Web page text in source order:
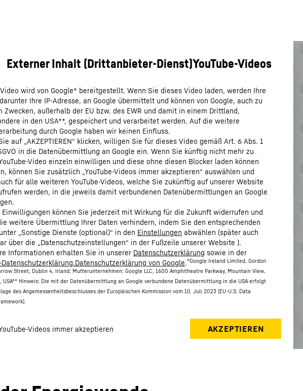
wird von Google* bereitgestellt. Wenn Sie dieses Video laden, werden Ihre
Ihre IP-Adresse, an Google übermittelt und können von Google, auch zu
Zwecken, außerhalb der EU bzw. des EWR und damit in einem Drittland,
in den USA**, gespeichert und verarbeitet werden. Auf die weitere
durch Google haben wir keinen Einfluss.
auf „AKZEPTIEREN“ klicken, willigen Sie für dieses Video gemäß Art. 6 Abs. 1
in die Datenübermittlung an Google ein. Wenn Sie künftig nicht mehr zu
Video einzeln einwilligen und diese ohne diesen Blocker laden können
können Sie zusätzlich „YouTube-Videos immer akzeptieren“ auswählen und
für alle weiteren YouTube-Videos, welche Sie zukünftig auf unserer Website
werden, in die jeweils damit verbundenen Datenübermittlungen an Google
Einwilligungen können Sie jederzeit mit Wirkung für die Zukunft widerrufen und
weitere Übermittlung Ihrer Daten verhindern, indem Sie den entsprechenden
„Sonstige Dienste (optional)“ in den Einstellungen abwählen (später auch
über die „Datenschutzeinstellungen“ in der Fußzeile unserer Website ).
Informationen erhalten Sie in unserer Datenschutzerklärung sowie in der
Datenschutzerklärung.Datenschutzerklärung von Google.*Google Ireland Limited, Gordon
Street, Dublin 4, Irland; Mutterunternehmen: Google LLC, 1600 Amphitheatre Parkway, Mountain View,
USA** Hinweis: Die mit der Datenübermittlung an Google verbundene Datenübermittlung in die USA erfolgt
des Angemessenheitsbeschlusses der Europäischen Kommission vom 10. Juli 2023 (EU-U.S. Data